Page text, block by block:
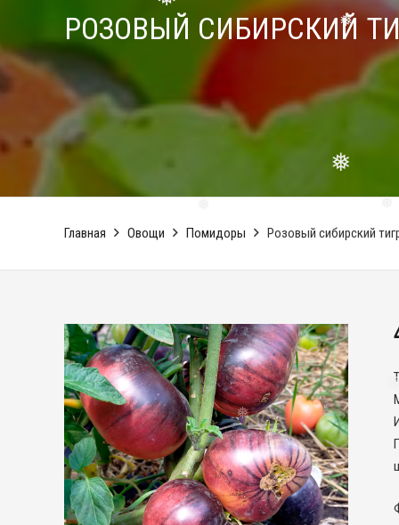
❅
❅
❅
❅
❅
РОЗОВЫЙ СИБИРСКИЙ
Главная Овощи Помидоры Розовый сибирский